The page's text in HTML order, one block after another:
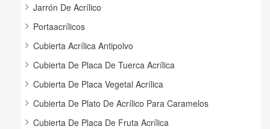
Jarrón De Acrílico
Portaacrílicos
Cubierta Acrílica Antipolvo
Cubierta De Placa De Tuerca Acrílica
Cubierta De Placa Vegetal Acrílica
Cubierta De Plato De Acrílico Para Caramelos
Cubierta De Placa De Fruta Acrílica